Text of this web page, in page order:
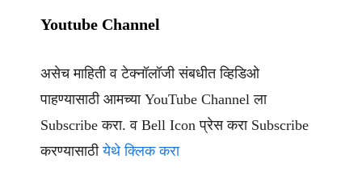
Youtube Channel
असेच माहिती व टेक्नॉलॉजी संबधीत व्हिडिओ
पाहण्यासाठी आमच्या YouTube Channel ला
Subscribe करा. व Bell Icon प्रेस करा Subscribe
करण्यासाठीयेथे क्लिक करा